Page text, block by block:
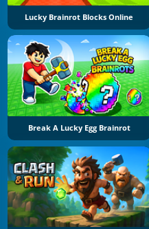
Lucky Brainrot Blocks Online
Break A Lucky Egg Brainrot